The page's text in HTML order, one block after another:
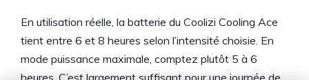
En utilisation réelle, la batterie du Coolizi Cooling Ace
tient entre 6 et 8 heures selon l’intensité choisie. En
mode puissance maximale, comptez plutôt 5 à 6